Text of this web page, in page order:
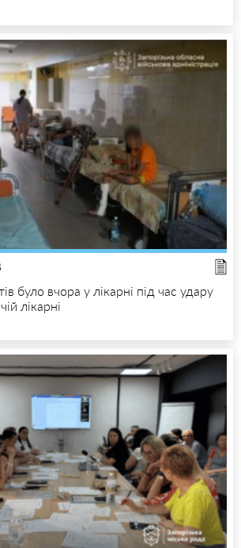
було вчора у лікарні під час удару
лікарні